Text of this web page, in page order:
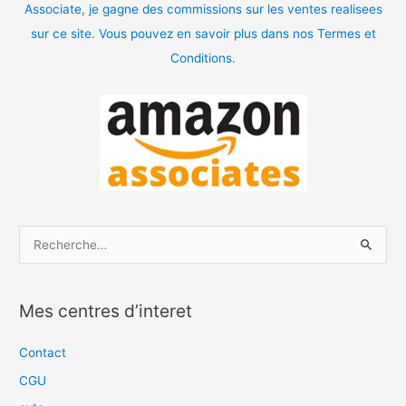
Associate, je gagne des commissions sur les ventes realisees
sur ce site. Vous pouvez en savoir plus dans nos Termes et
Conditions.
h
e
Mes centres d’interet
Contact
CGU